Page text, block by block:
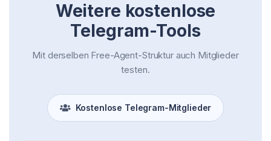
Weitere kostenlose
Telegram-Tools
Mit derselben Free-Agent-Struktur auch Mitglieder
testen.
Kostenlose Telegram-Mitglieder